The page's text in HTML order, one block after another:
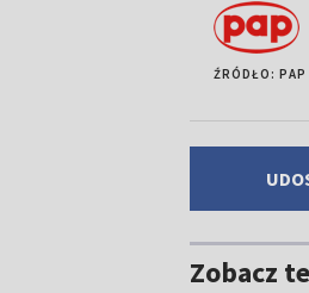
ŹRÓDŁO: PAP
Zobacz